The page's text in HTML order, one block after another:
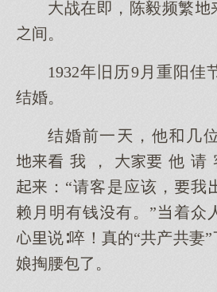
战在即，陈毅频繁
间。
1932年旧历9月重阳佳
结婚。
结婚前一，他几位
我，他请
：“请客是应该，我
赖月明有钱有。”着众
说∶啐！真的“共产共妻”
娘掏腰包了。